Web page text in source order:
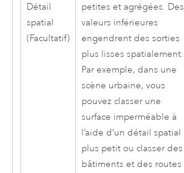
Détail
spatial
(Facultatif)
petites et agrégées. Des
valeurs inférieures
engendrent des sorties
plus lisses spatialement.
Par exemple, dans une
scène urbaine, vous
pouvez classer une
surface imperméable à
l’aide d’un détail spatial
plus petit ou classer des
bâtiments et des routes